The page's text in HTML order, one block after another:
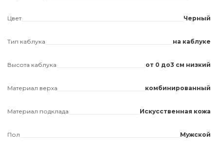
Цвет Черный
Тип каблука на каблуке
Высота каблука от 0 до3 см низкий
Материал верха комбинированный
Материал подклада Искусственная кожа
Пол Мужской